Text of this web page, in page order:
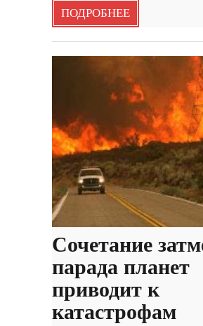
ПОДРОБНЕЕ
Сочетание
парада планет
приводит к
катастрофам